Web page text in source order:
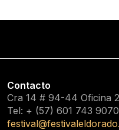
Contacto
Cra 14 # 94-44 Oficina
Tel: + (57) 601 743 9070